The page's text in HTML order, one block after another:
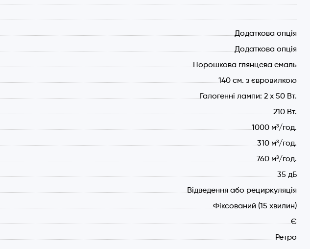
Додаткова опція
Додаткова опція
Порошкова глянцева емаль
140 см. з євровилкою
Галогенні лампи: 2 х 50 Вт.
210 Вт.
1000 м³/год.
310 м³/год.
760 м³/год.
35 дБ
Відведення або рециркуляція
Фіксований (15 хвилин)
Є
Ретро